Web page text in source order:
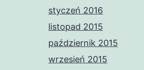
styczeń 2016
listopad 2015
październik 2015
wrzesień 2015